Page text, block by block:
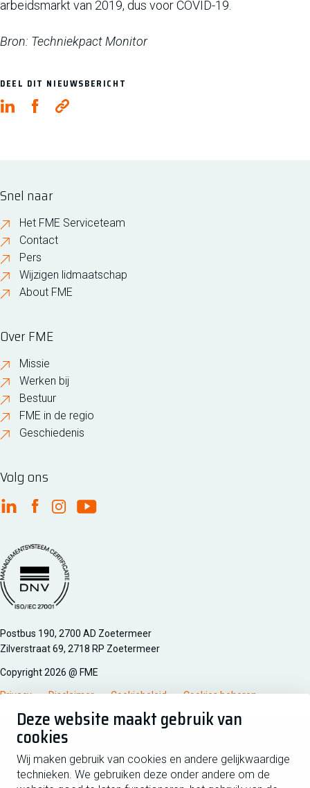
Deze website maakt gebruik van
cookies
Wij maken gebruik van cookies en andere gelijkwaardige
technieken. We gebruiken deze onder andere om de
arbeidsmarkt van 2019, dus voor COVID-19.
Bron: Techniekpact Monitor
DEEL DIT NIEUWSBERICHT
Snel naar
Het FME Serviceteam
Contact
Pers
Wijzigen lidmaatschap
About FME
Over FME
Missie
Werken bij
Bestuur
FME in de regio
Geschiedenis
Volg ons
FME Linkedin
FME Facebook
FME Instagram
FME Youtube
Managementsyteem certificatie DNV iso/iec 27001
Postbus 190, 2700 AD Zoetermeer
Zilverstraat 69, 2718 RP Zoetermeer
Copyright 2026 @ FME
Privacy Disclaimer Cookiebeleid Cookies beheren
Schrijf je in voor de nieuwsbrief
Voornaam